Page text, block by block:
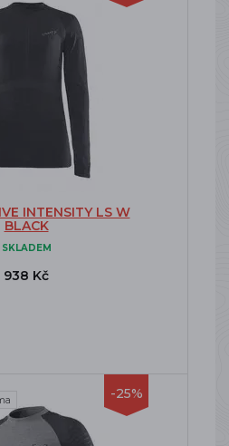
INTENSITY LS W
BLACK
SKLADEM
938 Kč
-25%